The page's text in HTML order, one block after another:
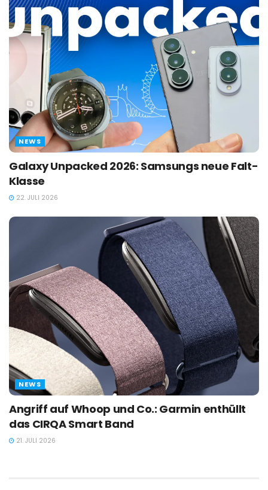
NEWS
Galaxy Unpacked 2026: Samsungs neue Falt-
Klasse
22. JULI 2026
NEWS
Angriff auf Whoop und Co.: Garmin enthüllt
das CIRQA Smart Band
21. JULI 2026